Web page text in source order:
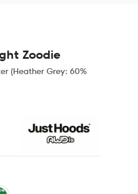
Zoodie
(Heather Grey: 60%